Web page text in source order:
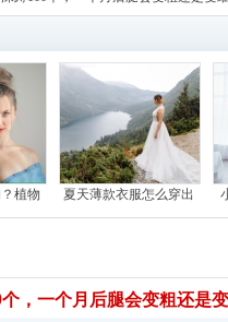
植物 夏天薄款衣服怎么穿出
，一个月后腿会变粗还是